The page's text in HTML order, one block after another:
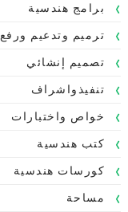
برامج هندسية
ترميم وتدعيم
تصميم إنشائي
تنفيذواشراف
خواص واختبارات
كتب هندسية
كورسات هندسية
مساحة